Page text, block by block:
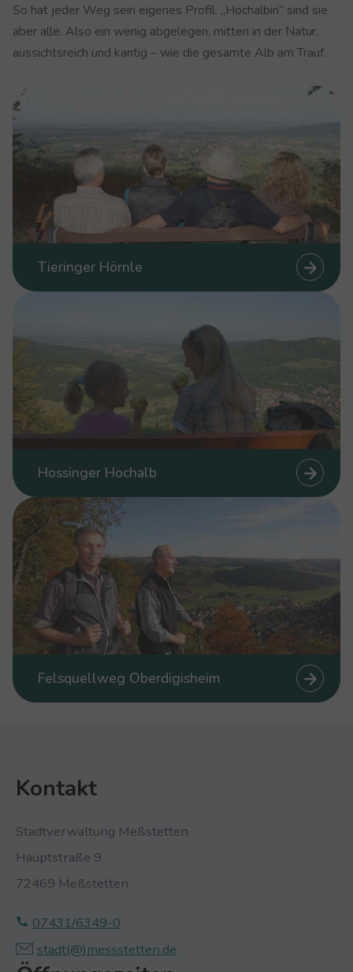
So hat jeder Weg sein eigenes Profil. „Hochalbin“ sind sie
aber alle. Also ein wenig abgelegen, mitten in der Natur,
aussichtsreich und kantig – wie die gesamte Alb am Trauf.
Tieringer Hörnle
Hossinger Hochalb
Felsquellweg Oberdigisheim
Kontakt
Stadtverwaltung Meßstetten
Hauptstraße 9
72469 Meßstetten
07431/6349-0
stadt(@)­‍­messstetten.­‍­de